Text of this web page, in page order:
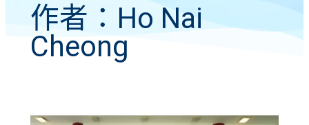
作者： Ho Nai
Cheong